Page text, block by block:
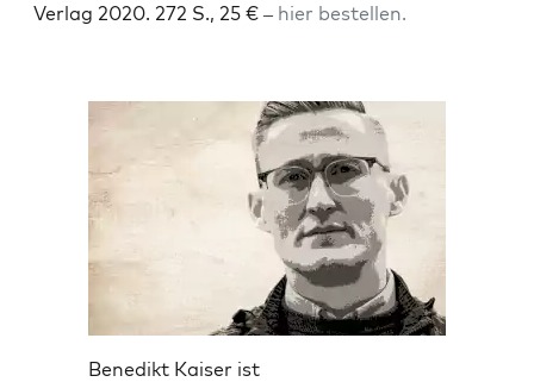
Ver­lag 2020. 272 S., 25 € – hier bestel­len.
Benedikt Kaiser ist